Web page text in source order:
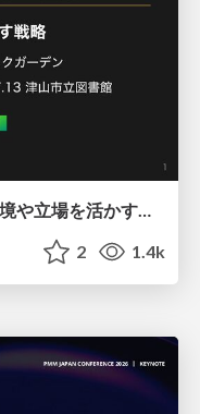
成功を追わない起業と経営 〜環境や立場を活かす戦略（Homing 2026）
2 1.4k